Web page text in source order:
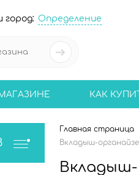
город: Определение
КАК
Главная страница
Вкладыш-
Вкладыш-